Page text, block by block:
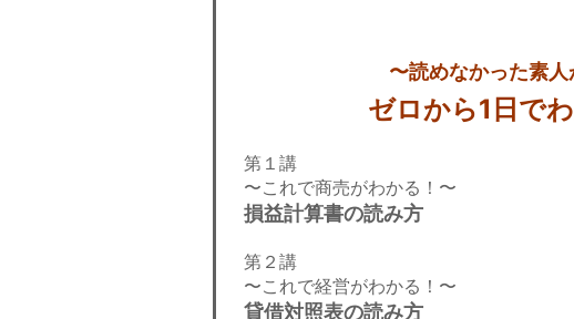
〜読めなかった素
ゼロから1日で
第１講
〜これで商売がわかる！〜
損益計算書の読み方
第２講
〜これで経営がわかる！〜
貸借対照表の読み方